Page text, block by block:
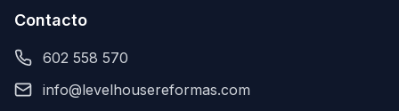
Contacto
602 558 570
info@levelhousereformas.com